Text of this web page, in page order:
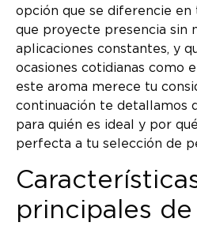
opción que se diferencie en
que proyecte presencia sin
aplicaciones constantes, y
ocasiones cotidianas como
este aroma merece tu
continuación te detallamos
para quién es ideal y por
perfecta a tu selección de
principales